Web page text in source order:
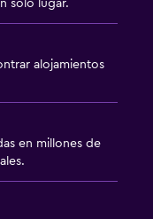
solo lugar.
alojamientos
en millones de